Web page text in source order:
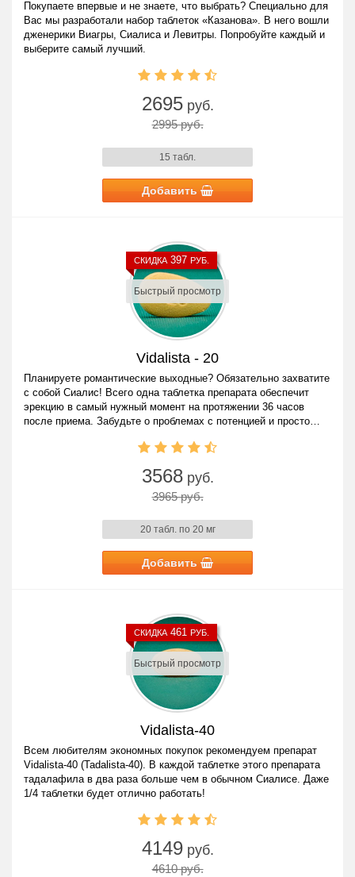
Покупаете впервые и не знаете, что выбрать? Специально для
Вас мы разработали набор таблеток «Казанова». В него вошли
дженерики Виагры, Сиалиса и Левитры. Попробуйте каждый и
выберите самый лучший.
2695руб.
2995 руб.
15 табл.
Добавить
Быстрый просмотр
СКИДКА397 РУБ.
Vidalista - 20
Планируете романтические выходные? Обязательно захватите
с собой Сиалис! Всего одна таблетка препарата обеспечит
эрекцию в самый нужный момент на протяжении 36 часов
после приема. Забудьте о проблемах с потенцией и просто
3568руб.
3965 руб.
20 табл. по 20 мг
Добавить
Быстрый просмотр
СКИДКА461 РУБ.
Vidalista-40
Всем любителям экономных покупок рекомендуем препарат
Vidalista-40 (Tadalista-40). В каждой таблетке этого препарата
тадалафила в два раза больше чем в обычном Сиалисе. Даже
1/4 таблетки будет отлично работать!
4149руб.
4610 руб.